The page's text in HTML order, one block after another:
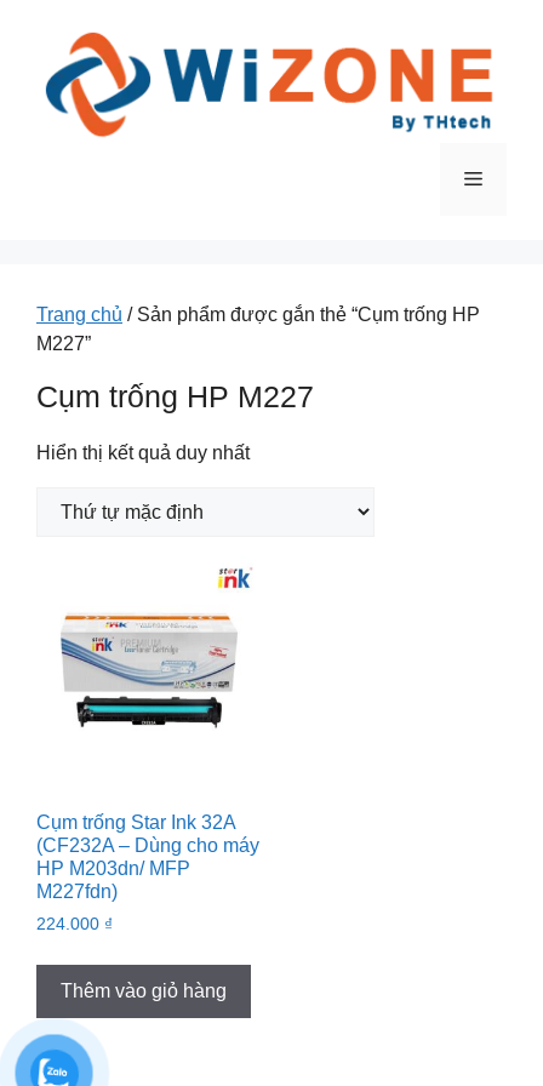
Menu
Trang chủ / Sản phẩm được gắn thẻ “Cụm trống HP
M227”
Cụm trống HP M227
Hiển thị kết quả duy nhất
Cụm trống Star Ink 32A
(CF232A – Dùng cho máy
HP M203dn/ MFP
M227fdn)
224.000 ₫
Thêm vào giỏ hàng